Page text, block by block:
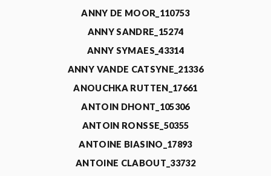
ANNY DE MOOR_110753
ANNY SANDRE_15274
ANNY SYMAES_43314
ANNY VANDE CATSYNE_21336
ANOUCHKA RUTTEN_17661
ANTOIN DHONT_105306
ANTOIN RONSSE_50355
ANTOINE BIASINO_17893
ANTOINE CLABOUT_33732